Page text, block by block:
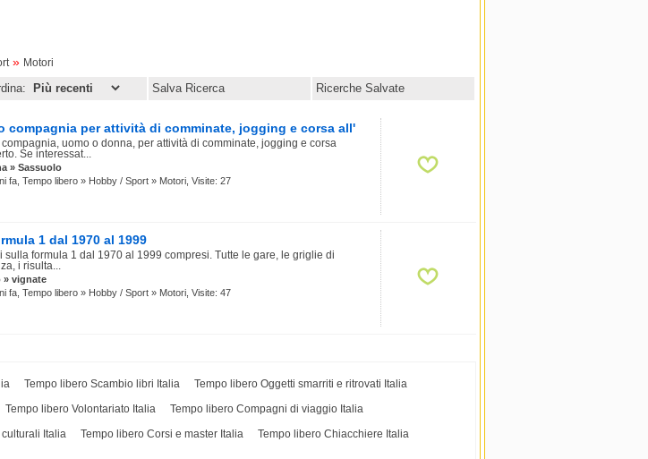
» Motori
Salva Ricerca Ricerche Salvate
compagnia per attività di comminate, jogging e corsa all'
uomo o donna, per attività di comminate, jogging e corsa
Se interessat...
» Sassuolo
fa, Tempo libero » Hobby / Sport » Motori, Visite: 27
1 dal 1970 al 1999
sulla formula 1 dal 1970 al 1999 compresi. Tutte le gare, le griglie di
i risulta...
» vignate
fa, Tempo libero » Hobby / Sport » Motori, Visite: 47
Tempo libero Scambio libri Italia
Tempo libero Oggetti smarriti e ritrovati Italia
Tempo libero Volontariato Italia
Tempo libero Compagni di viaggio Italia
Italia
Tempo libero Corsi e master Italia
Tempo libero Chiacchiere Italia